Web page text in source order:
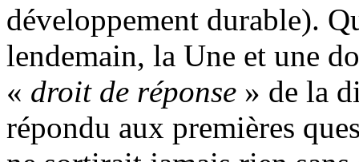
développement durable).
lendemain, la Une et une
« droit de réponse » de la
répondu aux premières